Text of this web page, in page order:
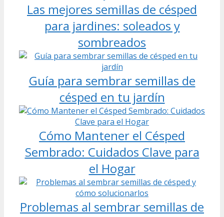
Las mejores semillas de césped
para jardines: soleados y
sombreados
Guía para sembrar semillas de
césped en tu jardín
Cómo Mantener el Césped
Sembrado: Cuidados Clave para
el Hogar
Problemas al sembrar semillas de